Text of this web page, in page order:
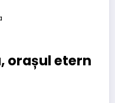
orașul etern